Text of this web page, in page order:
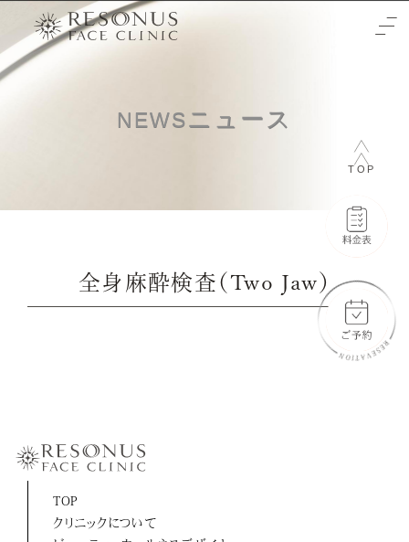
クリニックについて
-初めての方へ
-輪郭3点
料金表
-山口 憲昭
-橋口 晋一郎
TOP
NEWSニュース
全身麻酔検査（Two Jaw）
TOP
クリニックについて